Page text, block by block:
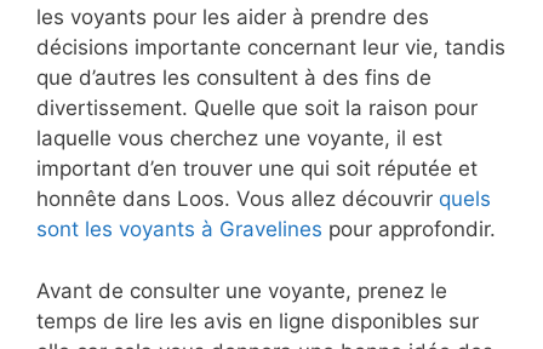
les voyants pour les aider à prendre des
décisions importante concernant leur vie, tandis
que d’autres les consultent à des fins de
divertissement. Quelle que soit la raison pour
laquelle vous cherchez une voyante, il est
important d’en trouver une qui soit réputée et
honnête dans Loos. Vous allez découvrir quels
sont les voyants à Gravelines pour approfondir.
Avant de consulter une voyante, prenez le
temps de lire les avis en ligne disponibles sur